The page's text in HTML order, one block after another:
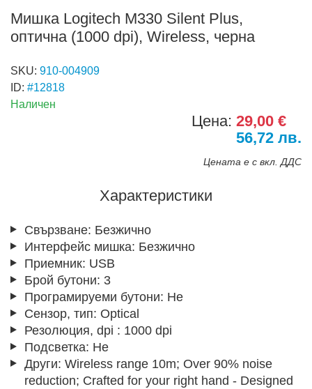
Мишка Logitech M330 Silent Plus,
оптична (1000 dpi), Wireless, черна
SKU: 910-004909
ID: #12818
Наличен
Цена: 29,00 €
56,72 лв.
Цената е с вкл. ДДС
Характеристики
Свързване: Безжично
Интерфейс мишка: Безжично
Приемник: USB
Брой бутони: 3
Програмируеми бутони: Не
Сензор, тип: Optical
Резолюция, dpi : 1000 dpi
Подсветка: Не
Други: Wireless range 10m; Over 90% noise
reduction; Crafted for your right hand - Designed